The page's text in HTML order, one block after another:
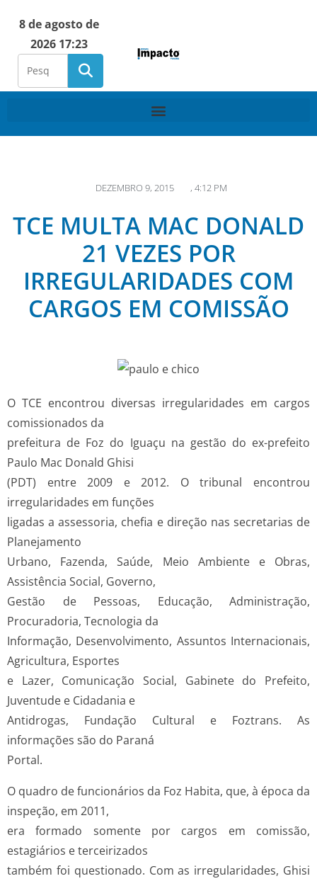
8 de agosto de
2026 17:23
DEZEMBRO 9, 2015 , 4:12 PM
TCE MULTA MAC DONALD
21 VEZES POR
IRREGULARIDADES COM
CARGOS EM COMISSÃO
O TCE encontrou diversas irregularidades em cargos
comissionados da
prefeitura de Foz do Iguaçu na gestão do ex-prefeito
Paulo Mac Donald Ghisi
(PDT) entre 2009 e 2012. O tribunal encontrou
irregularidades em funções
ligadas a assessoria, chefia e direção nas secretarias de
Planejamento
Urbano, Fazenda, Saúde, Meio Ambiente e Obras,
Assistência Social, Governo,
Gestão de Pessoas, Educação, Administração,
Procuradoria, Tecnologia da
Informação, Desenvolvimento, Assuntos Internacionais,
Agricultura, Esportes
e Lazer, Comunicação Social, Gabinete do Prefeito,
Juventude e Cidadania e
Antidrogas, Fundação Cultural e Foztrans. As
informações são do Paraná
Portal.
O quadro de funcionários da Foz Habita, que, à época da
inspeção, em 2011,
era formado somente por cargos em comissão,
estagiários e terceirizados
também foi questionado. Com as irregularidades, Ghisi